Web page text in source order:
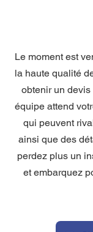
Le moment est
la haute qualité
obtenir un devis
équipe attend
qui peuvent
ainsi que des
perdez plus un
et embarquez